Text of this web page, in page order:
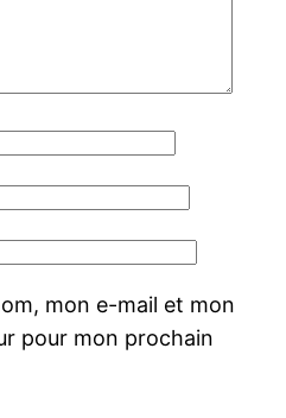
mon e-mail et mon
pour mon prochain